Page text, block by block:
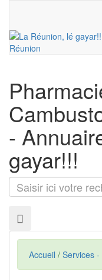
-
gayar!!!
Saisir
ici
recherche
Accueil / Services